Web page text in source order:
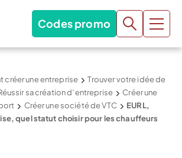
Codes promo
créer une entreprise
Trouver votre idée de
sa création d’entreprise
Créer une
Créer une société de VTC
EURL,
quel statut choisir pour les chauffeurs